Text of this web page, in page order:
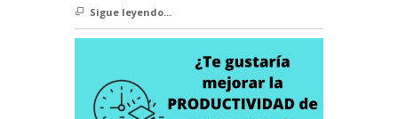
Sigue leyendo...